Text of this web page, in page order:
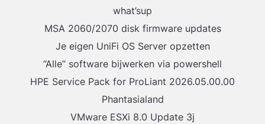
what’sup
MSA 2060/2070 disk firmware updates
Je eigen UniFi OS Server opzetten
“Alle” software bijwerken via powershell
HPE Service Pack for ProLiant 2026.05.00.00
Phantasialand
VMware ESXi 8.0 Update 3j